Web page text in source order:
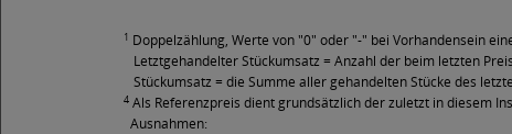
1 Doppelzählung, Werte von "0" oder "-" bei Vorhandensein
Letztgehandelter Stückumsatz = Anzahl der beim letzten
Stückumsatz = die Summe aller gehandelten Stücke des
4 Als Referenzpreis dient grundsätzlich der zuletzt in diesem
Ausnahmen: